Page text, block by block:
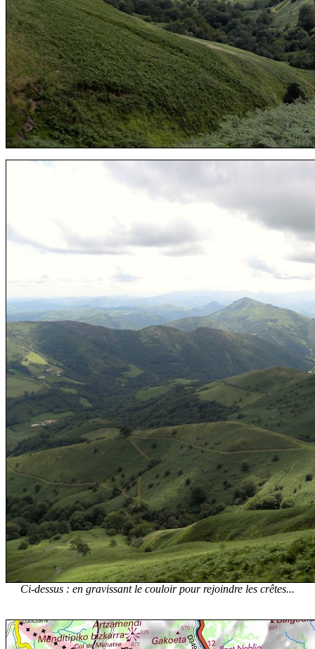
Ci-dessus : en gravissant le couloir pour rejoindre les crêtes...